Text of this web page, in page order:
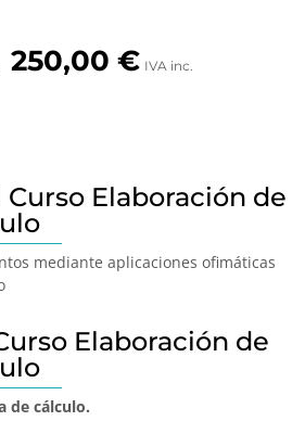
250,00 € IVA inc.
Elaboración de
mediante aplicaciones ofimáticas
Elaboración de
de cálculo.